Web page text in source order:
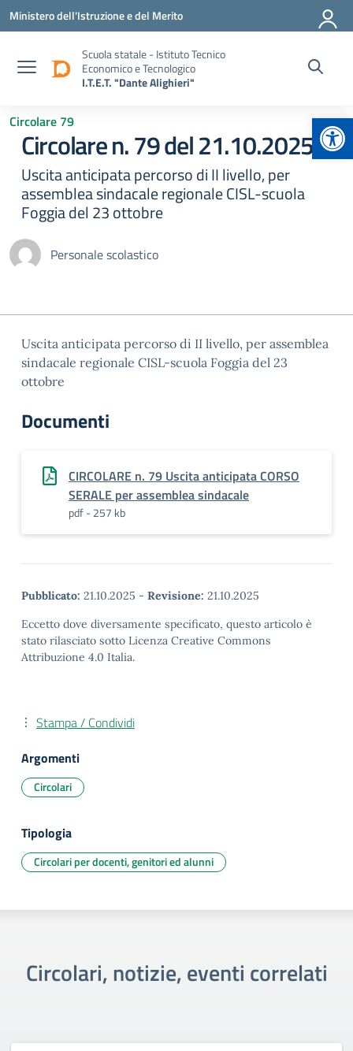
Vai ai contenuti
Vai al menu di navigazione
Vai al footer
Ministero dell'Istruzione e del Merito
Scuola statale - Istituto Tecnico
Economico e Tecnologico
I.T.E.T. "Dante Alighieri"
Circolare 79
Circolare n. 79 del 21.10.2025
Uscita anticipata percorso di II livello, per
assemblea sindacale regionale CISL-scuola
Foggia del 23 ottobre
Personale scolastico
Uscita anticipata percorso di II livello, per assemblea
sindacale regionale CISL-scuola Foggia del 23
ottobre
Documenti
CIRCOLARE n. 79 Uscita anticipata CORSO
SERALE per assemblea sindacale
pdf - 257 kb
Pubblicato: 21.10.2025 - Revisione: 21.10.2025
Eccetto dove diversamente specificato, questo articolo è
stato rilasciato sotto Licenza Creative Commons
Attribuzione 4.0 Italia.
Stampa / Condividi
Argomenti
Circolari
Tipologia
Circolari per docenti, genitori ed alunni
Circolari, notizie, eventi correlati